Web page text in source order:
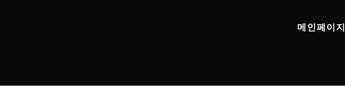
메인페이지